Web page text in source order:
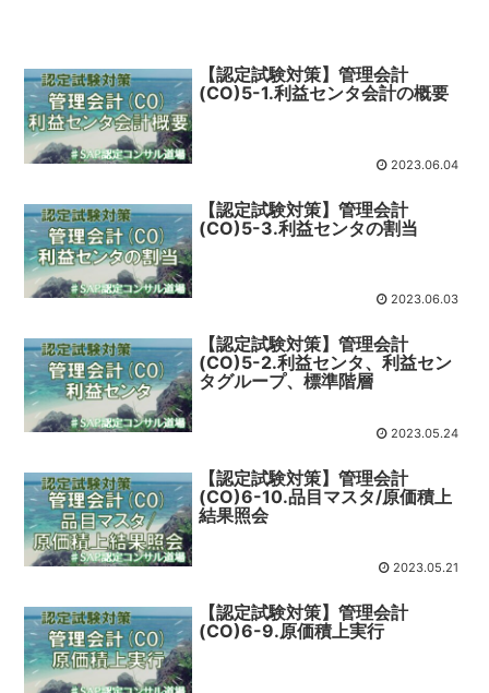
【認定試験対策】管理会計
(CO)5-1.利益センタ会計の概要
2023.06.04
【認定試験対策】管理会計
(CO)5-3.利益センタの割当
2023.06.03
【認定試験対策】管理会計
(CO)5-2.利益センタ、利益セン
タグループ、標準階層
2023.05.24
【認定試験対策】管理会計
(CO)6-10.品目マスタ/原価積上
結果照会
2023.05.21
【認定試験対策】管理会計
(CO)6-9.原価積上実行